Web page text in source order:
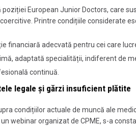
European Junior Doctors, care
Printre condițiile considerate
financiară adecvată pentru cei care
adaptată specialității, indiferent de
continuă.
legale și gărzi insuficient plătite
condițiilor actuale de muncă ale
webinar organizat de CPME, s-a